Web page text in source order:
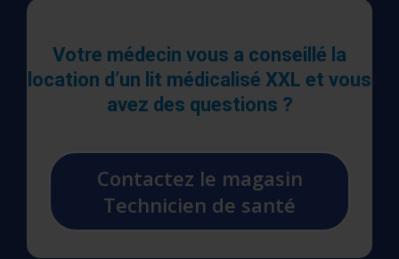
Votre médecin vous a conseillé la
location d’un lit médicalisé XXL et vous
avez des questions ?
Contactez le magasin
Technicien de santé